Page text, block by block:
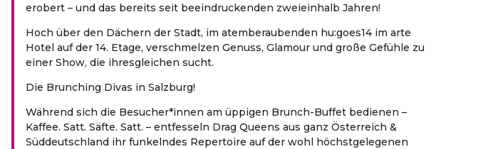
erobert – und das bereits seit beeindruckenden zweieinhalb Jahren!
Hoch über den Dächern der Stadt, im atemberaubenden hu:goes14 im arte
Hotel auf der 14. Etage, verschmelzen Genuss, Glamour und große Gefühle zu
einer Show, die ihresgleichen sucht.
Die Brunching Divas in Salzburg!
Während sich die Besucher*innen am üppigen Brunch-Buffet bedienen –
Kaffee. Satt. Säfte. Satt. – entfesseln Drag Queens aus ganz Österreich &
Süddeutschland ihr funkelndes Repertoire auf der wohl höchstgelegenen